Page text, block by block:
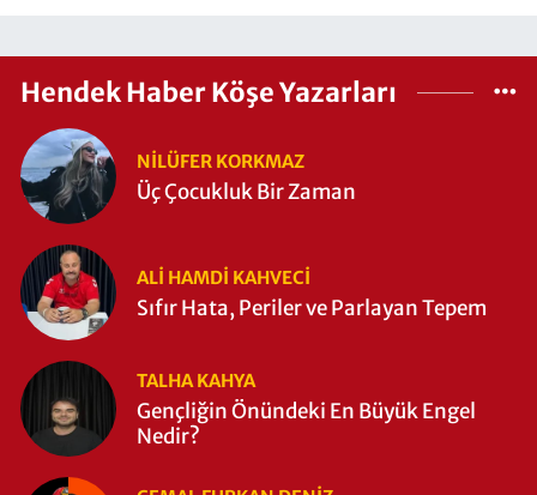
Hendek Haber Köşe Yazarları
NILÜFER KORKMAZ
Üç Çocukluk Bir Zaman
ALI HAMDI KAHVECİ
Sıfır Hata, Periler ve Parlayan Tepem
TALHA KAHYA
Gençliğin Önündeki En Büyük Engel
Nedir?